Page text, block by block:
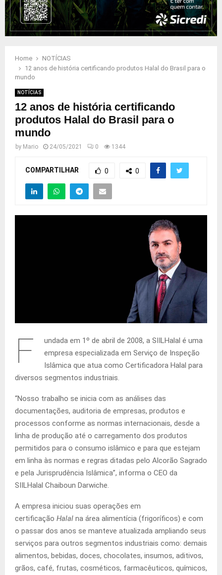
Home
NOTÍCIAS
12 anos de história certificando produtos Halal do Brasil para o
mundo
NOTÍCIAS
12 anos de história certificando
produtos Halal do Brasil para o
mundo
by Mario 24/05/2021 0 1344
COMPARTILHAR 0 0
F
undada em 1º de abril de 2008, a SIILHalal é uma
empresa especializada em Serviço de Inspeção
Islâmica que atua como Certificadora Halal para
diversos segmentos industriais.
“Nosso trabalho se inicia com as análises das
documentações, auditoria de empresas, produtos e
processos conforme as normas internacionais, desde a
linha de produção até o carregamento dos produtos
permitidos para o consumo islâmico e para que estejam
em linha às normas e regras ditadas pelo Alcorão Sagrado
e pela Jurisprudência Islâmica”, informa o CEO da
SIILHalal Chaiboun Darwiche.
A empresa iniciou suas operações em
certificação Halal na área alimentícia (frigoríficos) e com
o passar dos anos se manteve atualizada ampliando seus
serviços para outros segmentos industriais como: demais
alimentos, bebidas, doces, chocolates, insumos, aditivos,
grãos, café, frutas, cosméticos, farmacêuticos, químicos,